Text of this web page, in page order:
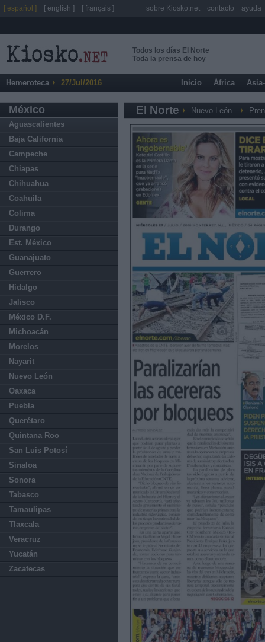
Todos los días El Norte
Toda la prensa de hoy
Hemeroteca 27/Jul/2016 Inicio África
México
Aguascalientes
Baja California
Campeche
Chiapas
Chihuahua
Coahuila
Colima
Durango
Est. México
Guanajuato
Guerrero
Hidalgo
Jalisco
México D.F.
Michoacán
Morelos
Nayarit
Nuevo León
Oaxaca
Puebla
Querétaro
Quintana Roo
San Luis Potosí
Sinaloa
Sonora
Tabasco
Tamaulipas
Tlaxcala
Veracruz
Yucatán
Zacatecas
El Norte Nuevo León
[ español ] [ english ] [ français ] sobre Kiosko.net contacto ayuda